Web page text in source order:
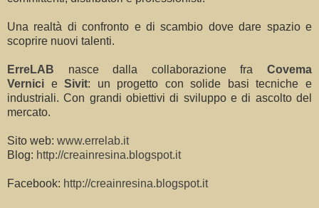
Una realtà di confronto e di scambio dove dare spazio e
scoprire nuovi talenti.
ErreLAB nasce dalla collaborazione fra Covema
Vernici eSivit: un progetto con solide basi tecniche e
industriali. Con grandi obiettivi di sviluppo e di ascolto del
mercato.
Sito web: www.errelab.it
Blog: http://creainresina.blogspot.it
Facebook: http://creainresina.blogspot.it